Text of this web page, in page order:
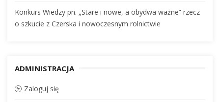
Konkurs Wiedzy pn. „Stare i nowe, a obydwa ważne” rzecz
o szkucie z Czerska i nowoczesnym rolnictwie
ADMINISTRACJA
Zaloguj się